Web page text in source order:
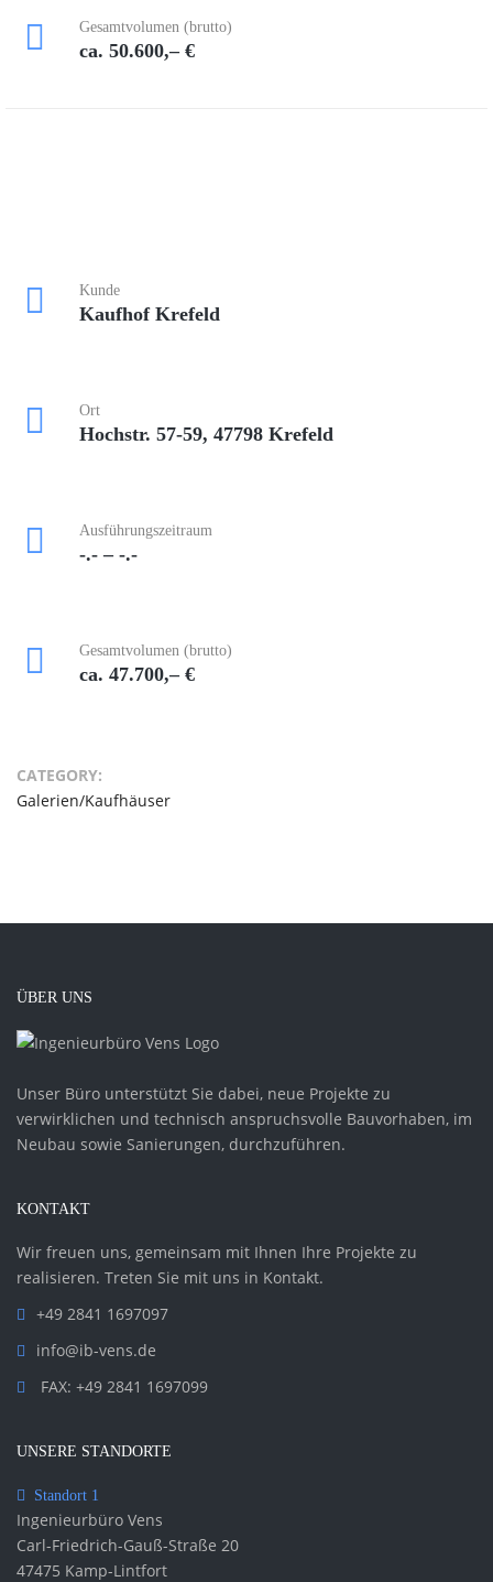
Gesamtvolumen (brutto)
ca. 50.600,– €
Kunde
Kaufhof Krefeld
Ort
Hochstr. 57-59, 47798 Krefeld
Ausführungszeitraum
-.- – -.-
Gesamtvolumen (brutto)
ca. 47.700,– €
CATEGORY:
Galerien/Kaufhäuser
ÜBER UNS
Unser Büro unterstützt Sie dabei, neue Projekte zu
verwirklichen und technisch anspruchsvolle Bauvorhaben, im
Neubau sowie Sanierungen, durchzuführen.
KONTAKT
Wir freuen uns, gemeinsam mit Ihnen Ihre Projekte zu
realisieren. Treten Sie mit uns in Kontakt.
+49 2841 1697097
info@ib-vens.de
FAX: +49 2841 1697099
UNSERE STANDORTE
Standort 1
Ingenieurbüro Vens
Carl-Friedrich-Gauß-Straße 20
47475 Kamp-Lintfort